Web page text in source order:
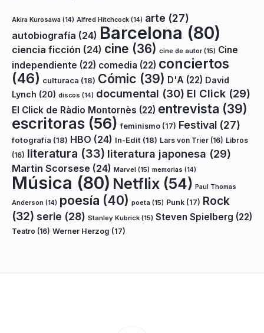
Akira Kurosawa (14) Alfred Hitchcock (14) arte (27)
autobiografía (24) Barcelona (80)
ciencia ficción (24) cine (36) cine de autor(15) Cine
independiente (22) comedia (22) conciertos
(46) culturaca (18) Cómic (39) D'A (22) David
Lynch (20) discos (14) documental (30) El Click (29)
El Click de Ràdio Montornès (22) entrevista (39)
escritoras (56) feminismo (17) Festival (27)
fotografía (18) HBO (24) In-Edit (18) Lars von Trier (16) Libros
(16) literatura (33) literatura japonesa (29)
Martin Scorsese (24) Marvel (15) memorias (14)
Música (80) Netflix (54) Paul Thomas
Anderson (14) poesía (40) poeta (15) Punk (17) Rock
(32) serie (28) Stanley Kubrick (15) Steven Spielberg (22)
Teatro (16) Werner Herzog (17)